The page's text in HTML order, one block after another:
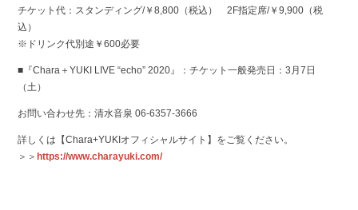
チケット代：スタンディング/￥8,800（税込） 2F指定席/￥9,900（税
込）
※ドリンク代別途￥600必要
■『Chara＋YUKI LIVE “echo” 2020』：チケット一般発売日：3月7日
（土）
お問い合わせ先：清水音泉 06-6357-3666
詳しくは【Chara+YUKIオフィシャルサイト】をご覧ください。
＞＞ https://www.charayuki.com/